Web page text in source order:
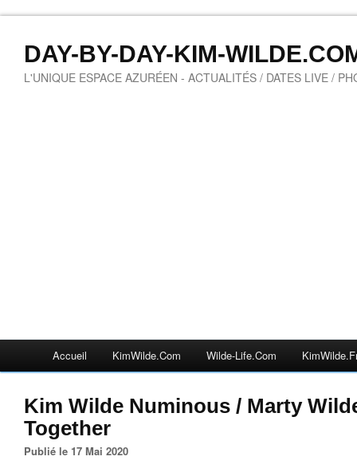
DAY-BY-DAY-KIM-
L'UNIQUE ESPACE AZURÉEN - ACTUALITÉS / DATES LIVE /
Accueil KimWilde.com Wilde-Life.com
Kim Wilde Numinous / Marty
Together
Publié le 17 Mai 2020